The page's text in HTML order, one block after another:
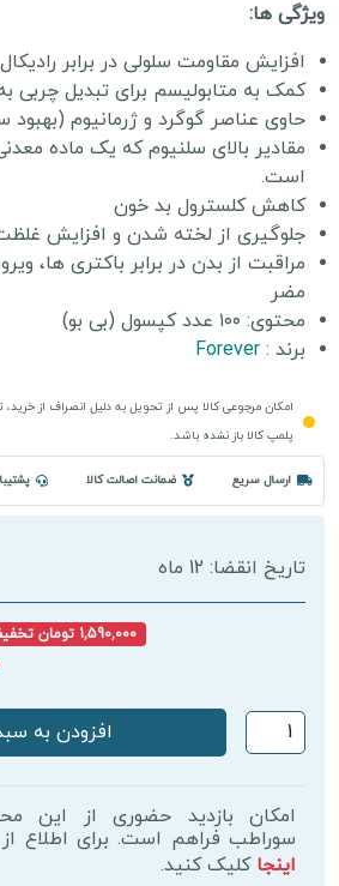
ویژگی ها:
افزایش مقاومت سلولی در برابر
کمک به متابولیسم برای تبدیل چربی
حاوی عناصر گوگرد و ژرمانیوم
مقادیر بالای سلنیوم که یک ماده
است.
کاهش کلسترول بد خون
جلوگیری از لخته شدن و افزایش
مراقبت از بدن در برابر باکتری ها،
مضر
محتوی: ١٠٠ عدد کپسول (بی بو)
برند : Forever
امکان مرجوعی کالا پس از تحویل به دلیل انصراف از
پلمپ کالا باز نشده باشد.
ارسال سریع ضمانت اصالت کالا
تاریخ انقضا: 12 ماه
1,590,000 تومان تخفیف
مکمل
گارلیک
فوراور
(سیر
افزودن به
امکان بازدید حضوری از این
سوراطب فراهم است. برای اطلاع
اینجا کلیک کنید.